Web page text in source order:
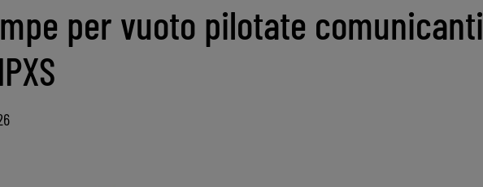
per vuoto pilotate comunicanti